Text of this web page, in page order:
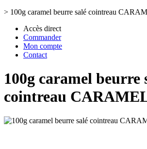
> 100g caramel beurre salé cointreau
Accès direct
Commander
Mon compte
Contact
100g caramel beurre
cointreau